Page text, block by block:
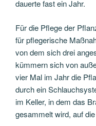
dauerte fast ein Jahr.
Für die Pflege der
für pflegerische
von dem sich drei
kümmern sich von
vier Mal im Jahr die
durch ein
im Keller, in dem das
gesammelt wird, auf